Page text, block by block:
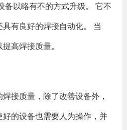
备以略有不的方式升级。 它不
有良好的焊接自动化。 当
高焊接质量。
接质量，除了改善设备外，
的设备也需要人为操作，并